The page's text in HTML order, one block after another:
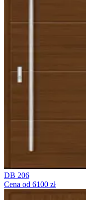
DB 206
Cena od 6100 zł